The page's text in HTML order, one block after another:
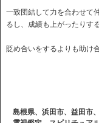
一致団結して力を合わせて
るし、成績も上がったりす
貶め合いをするよりも助け
島根県、浜田市、益田市